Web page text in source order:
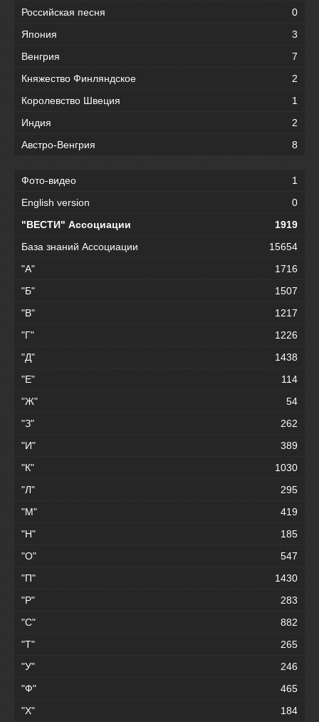
Российская песня
0
Япония
3
Венгрия
7
Княжество Финляндское
2
Королевство Швеция
1
Индия
2
Австро-Венгрия
8
Фото-видео
1
English version
0
"ВЕСТИ" Ассоциации
1919
База знаний Ассоциации
15654
"А"
1716
"Б"
1507
"В"
1217
"Г"
1226
"Д"
1438
"Е"
114
"Ж"
54
"З"
262
"И"
389
"К"
1030
"Л"
295
"М"
419
"Н"
185
"О"
547
"П"
1430
"Р"
283
"С"
882
"Т"
265
"У"
246
"Ф"
465
"Х"
184